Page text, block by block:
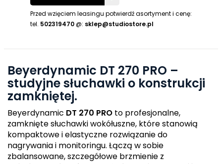
Przed wzięciem leasingu potwierdź asortyment i cenę:
tel. 502319470 @: sklep@studiostore.pl
Beyerdynamic DT 270 PRO –
studyjne słuchawki o konstrukcji
zamkniętej.
Beyerdynamic DT 270 PRO to profesjonalne,
zamknięte słuchawki wokółuszne, które stanowią
kompaktowe i elastyczne rozwiązanie do
nagrywania i monitoringu. Łączą w sobie
zbalansowane, szczegółowe brzmienie z